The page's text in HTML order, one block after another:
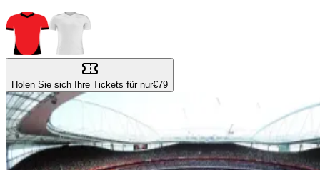
Holen Sie sich Ihre Tickets für nur€79